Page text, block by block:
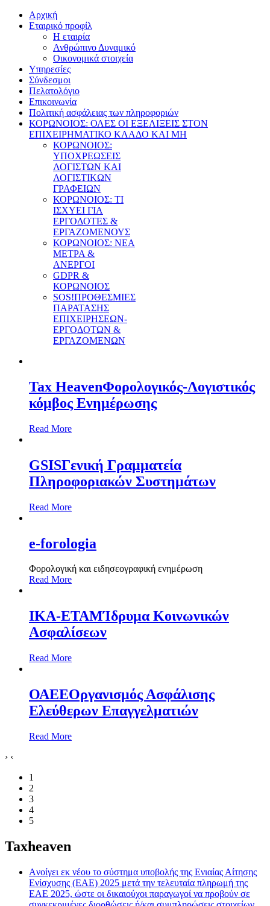
Αρχική
Εταιρικό προφίλ
Η εταιρία
Ανθρώπινο Δυναμικό
Οικονομικά στοιχεία
Υπηρεσίες
Σύνδεσμοι
Πελατολόγιο
Επικοινωνία
Πολιτική ασφάλειας των πληροφοριών
ΚΟΡΩΝΟΙΟΣ: ΟΛΕΣ ΟΙ ΕΞΕΛΙΞΕΙΣ ΣΤΟΝ
ΕΠΙΧΕΙΡΗΜΑΤΙΚΟ ΚΛΑΔΟ ΚΑΙ ΜΗ
ΚΟΡΩΝΟΙΟΣ:
ΥΠΟΧΡΕΩΣΕΙΣ
ΛΟΓΙΣΤΩΝ ΚΑΙ
ΛΟΓΙΣΤΙΚΩΝ
ΓΡΑΦΕΙΩΝ
ΚΟΡΩΝΟΙΟΣ: ΤΙ
ΙΣΧΥΕΙ ΓΙΑ
ΕΡΓΟΔΟΤΕΣ &
ΕΡΓΑΖΟΜΕΝΟΥΣ
ΚΟΡΩΝΟΙΟΣ: ΝΕΑ
ΜΕΤΡΑ &
ΑΝΕΡΓΟΙ
GDPR &
ΚΟΡΩΝΟΙΟΣ
SOS!ΠΡΟΘΕΣΜΙΕΣ
ΠΑΡΑΤΑΣΗΣ
ΕΠΙΧΕΙΡΗΣΕΩΝ-
ΕΡΓΟΔΟΤΩΝ &
ΕΡΓΑΖΟΜΕΝΩΝ
Tax HeavenΦορολογικός-Λογιστικός
κόμβος Ενημέρωσης
Read More
GSISΓενική Γραμματεία
Πληροφοριακών Συστημάτων
Read More
e-forologia
Φορολογική και ειδησεογραφική ενημέρωση
Read More
IKA-ETAMΊδρυμα Κοινωνικών
Ασφαλίσεων
Read More
ΟΑΕΕΟργανισμός Ασφάλισης
Ελεύθερων Επαγγελματιών
Read More
› ‹
1
2
3
4
5
Taxheaven
Aνοίγει εκ νέου το σύστημα υποβολής της Ενιαίας Αίτησης
Ενίσχυσης (ΕΑΕ) 2025 μετά την τελευταία πληρωμή της
ΕΑΕ 2025, ώστε οι δικαιούχοι παραγωγοί να προβούν σε